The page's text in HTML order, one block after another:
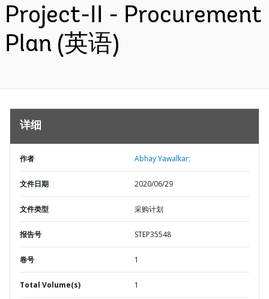
Project-II - Procurement
Plan (英语)
详细
作者 Abhay Yawalkar;
文件日期 2020/06/29
文件类型 采购计划
报告号 STEP35548
卷号 1
Total Volume(s) 1